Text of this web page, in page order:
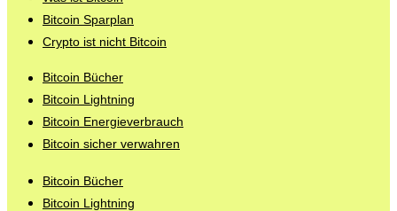
Bitcoin Sparplan
Crypto ist nicht Bitcoin
Bitcoin Bücher
Bitcoin Lightning
Bitcoin Energieverbrauch
Bitcoin sicher verwahren
Bitcoin Bücher
Bitcoin Lightning